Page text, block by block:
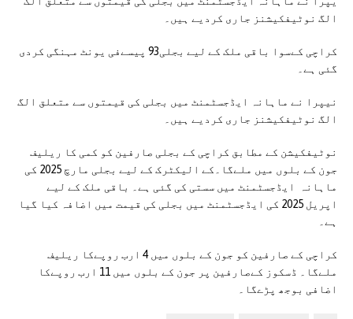
الگ نوٹیفکیشنز جاری کردیے ہیں۔
کراچی کےسوا باقی ملک کے لیے بجلی93 پیسےفی یونٹ مہنگی کردی
گئی ہے۔
نیپرا نے ماہانہ ایڈجسٹمنٹ میں بجلی کی قیمتوں سے متعلق الگ
الگ نوٹیفکیشنز جاری کردیے ہیں۔
نوٹیفکیشن کے مطابق کراچی کے بجلی صارفین کو کمی کا ریلیف
جون کے بلوں میں ملےگا۔کے الیکٹرک کے لیے بجلی مارچ 2025 کی
ماہانہ ایڈجسٹمنٹ میں سستی کی گئی ہے۔ باقی ملک کے لیے
اپریل 2025 کی ایڈجسٹمنٹ میں بجلی کی قیمت میں اضافہ کیا گیا
ہے۔
کراچی کے صارفین کو جون کے بلوں میں 4 ارب روپےکا ریلیف
ملےگا۔ ڈسکوز کےصارفین پر جون کے بلوں میں 11 ارب روپےکا
اضافی بوجھ پڑےگا۔